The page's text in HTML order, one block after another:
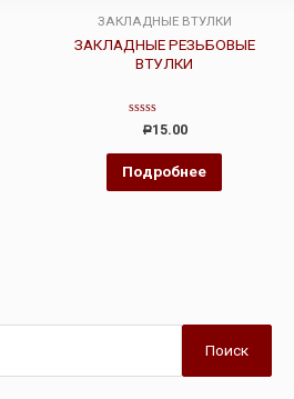
ЗАКЛАДНЫЕ ВТУЛКИ
ЗАКЛАДНЫЕ РЕЗЬБОВЫЕ
ВТУЛКИ
Оценка
из
5
Р15.00
Подробнее
Поиск